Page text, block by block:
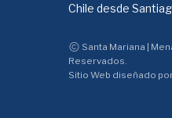
Chile desde
Santa Mariana |
Reservados.
Sitio Web diseñado